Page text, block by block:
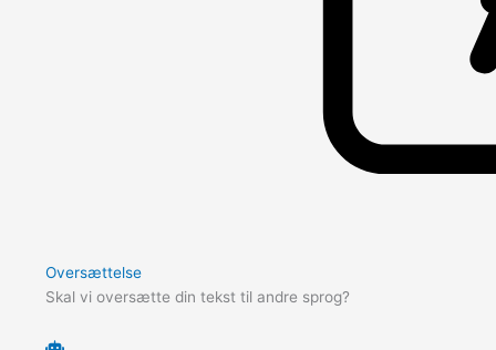
Oversættelse
Skal vi oversætte din tekst til andre sprog?